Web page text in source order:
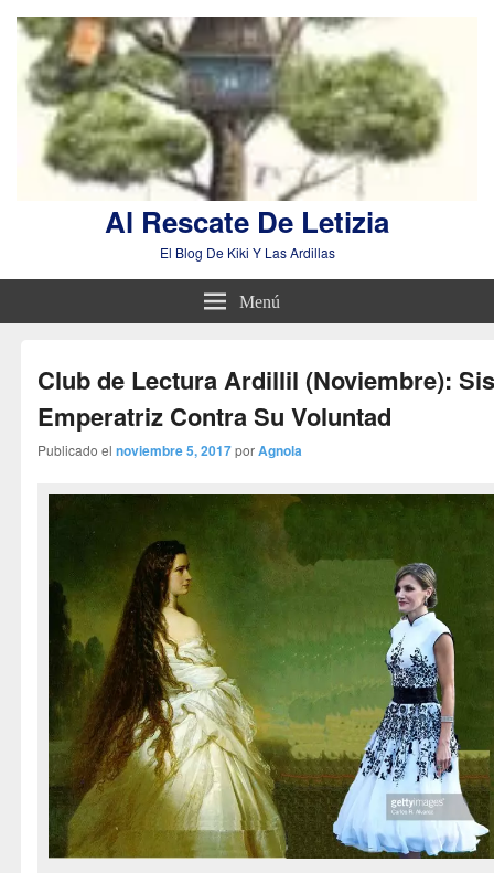
Al Rescate De Letizia
El Blog De Kiki Y Las Ardillas
Menú
Club de Lectura Ardillil (Noviembre):
Emperatriz Contra Su Voluntad
Publicado el noviembre 5, 2017porAgnola